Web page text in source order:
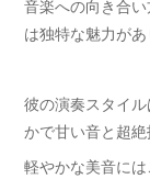
音楽への向き合
は独特な魅力があ
彼の演奏スタイ
かで甘い音と超絶
軽やかな美音には